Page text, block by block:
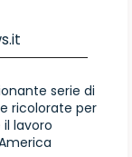
serie di
ricolorate per
lavoro